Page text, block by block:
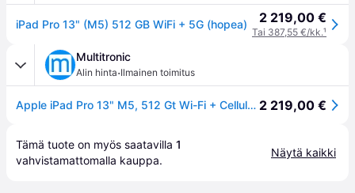
iPad Pro 13" (M5) 512 GB WiFi + 5G (hopea) 2 219,00 €
Tai 387,55 €/kk.¹
Multitronic
Alin hinta·Ilmainen toimitus
Apple iPad Pro 13" M5, 512 Gt Wi-Fi + Cellular -tabletti, hopea 2 219,00 €
Tämä tuote on myös saatavilla 1
vahvistamattomalla kauppa.
Näytä kaikki